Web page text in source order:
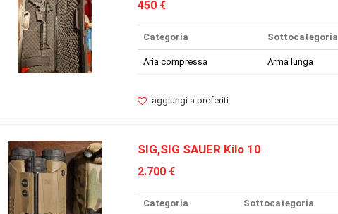
450 €
Categoria Sottocategoria
Aria compressa Arma lunga
aggiungi a preferiti
SIG,SIG SAUER Kilo 10
2.700 €
Categoria Sottocategoria